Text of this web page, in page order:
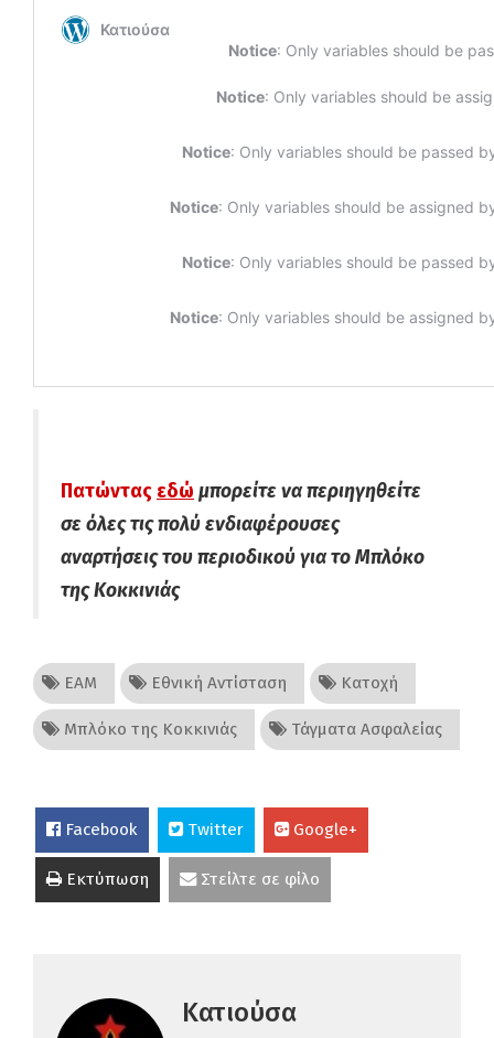
Πατώντας εδώ μπορείτε να περιηγηθείτε
σε όλες τις πολύ ενδιαφέρουσες
αναρτήσεις του περιοδικού για το Μπλόκο
της Κοκκινιάς
ΕΑΜ Εθνική Αντίσταση Κατοχή
Μπλόκο της Κοκκινιάς Τάγματα Ασφαλείας
Facebook Twitter Google+
Εκτύπωση Στείλτε σε φίλο
Κατιούσα